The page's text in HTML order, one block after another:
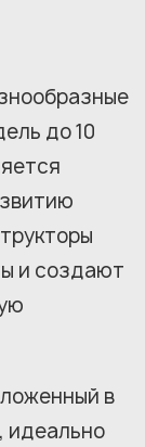
до 10
и создают
в
идеально